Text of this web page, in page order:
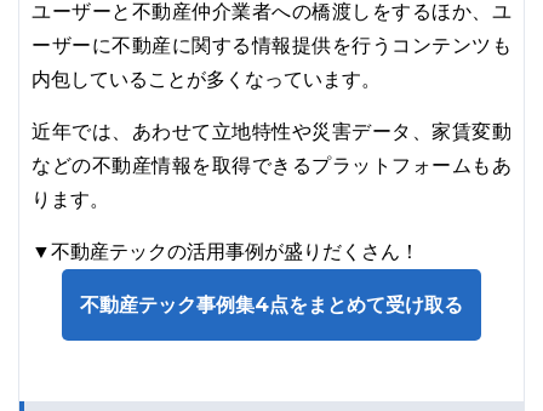
ユーザーと不動産仲介業者への橋渡しをするほか、ユ
ーザーに不動産に関する情報提供を行うコンテンツも
内包していることが多くなっています。
近年では、あわせて立地特性や災害データ、家賃変動
などの不動産情報を取得できるプラットフォームもあ
ります。
▼不動産テックの活用事例が盛りだくさん！
不動産テック事例集4点をまとめて受け取る